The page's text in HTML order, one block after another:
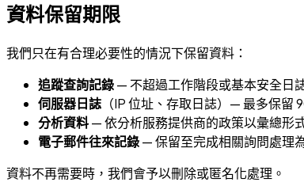
資料保留期限
我們只在有合理必要性的情況下保留資料：
追蹤查詢記錄— 不超過工作階段或基本安全日
伺服器日誌 （IP 位址、存取日誌）— 最多保留
分析資料— 依分析服務提供商的政策以彙總形
電子郵件往來記錄— 保留至完成相關詢問處理
資料不再需要時，我們會予以刪除或匿名化處理。